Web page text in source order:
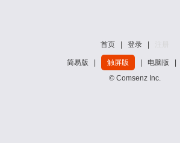
首页 登录
简易版 触屏版 电脑版
© Comsenz Inc.